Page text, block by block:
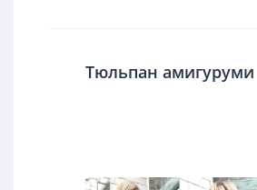
Тюльпан амигуруми